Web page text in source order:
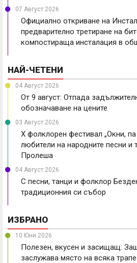
07 Август 2026
Официално откриване на
предварително третиране на
компостираща инсталация в
НАЙ-ЧЕТЕНИ
04 Август 2026
От 9 август: Отпада
обозначаване на цените
03 Август 2026
X фолклорен фестивал „Окни,
любители на народните песни и
Пролеша
04 Август 2026
С песни, танци и фолклор
традиционния си събор
ИЗБРАНО
10 Юни 2026
Полезен, вкусен и засищащ:
заслужава място на всяка